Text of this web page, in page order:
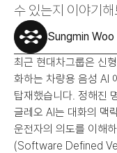
수 있는지 이야기
Sungmin Woo
최근 현대차그룹은 신
화하는 차량용 음성 AI
탑재했습니다. 정해진
글레오 AI는 대화의 맥
운전자의 의도를 이해
(Software Defined